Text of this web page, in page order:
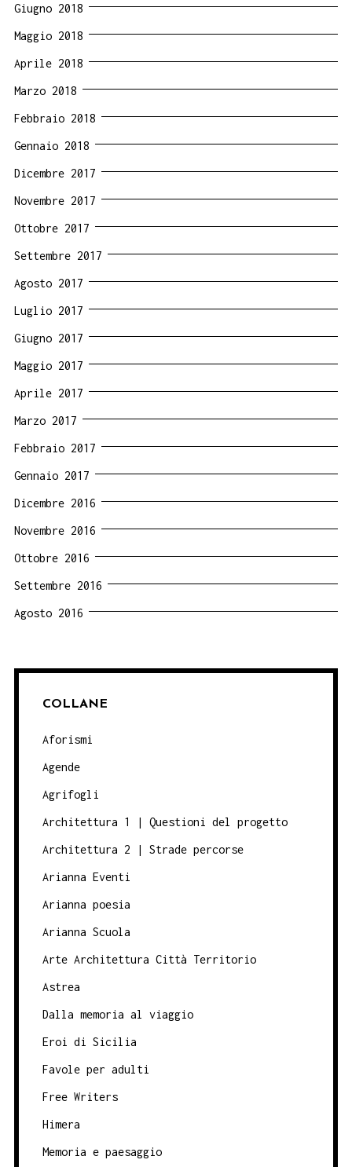
Giugno 2018
Maggio 2018
Aprile 2018
Marzo 2018
Febbraio 2018
Gennaio 2018
Dicembre 2017
Novembre 2017
Ottobre 2017
Settembre 2017
Agosto 2017
Luglio 2017
Giugno 2017
Maggio 2017
Aprile 2017
Marzo 2017
Febbraio 2017
Gennaio 2017
Dicembre 2016
Novembre 2016
Ottobre 2016
Settembre 2016
Agosto 2016
COLLANE
Aforismi
Agende
Agrifogli
Architettura 1 | Questioni del progetto
Architettura 2 | Strade percorse
Arianna Eventi
Arianna poesia
Arianna Scuola
Arte Architettura Città Territorio
Astrea
Dalla memoria al viaggio
Eroi di Sicilia
Favole per adulti
Free Writers
Himera
Memoria e paesaggio